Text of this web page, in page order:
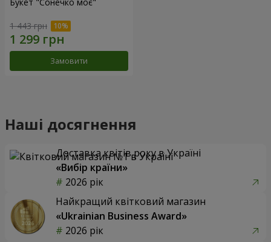
1 443 грн
Замовити
Наші досягнення
Доставка квітів року в Україні
«Вибір країни»
2026 рік
Найкращий квітковий магазин
«Ukrainian Business Award»
2026 рік